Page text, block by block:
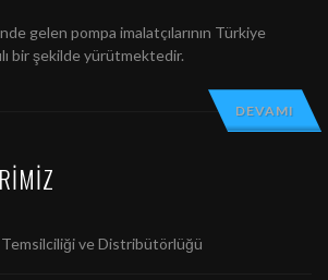
gelen pompa imalatçılarının Türkiye
bir şekilde yürütmektedir.
DEVAMI
ve Distribütörlüğü